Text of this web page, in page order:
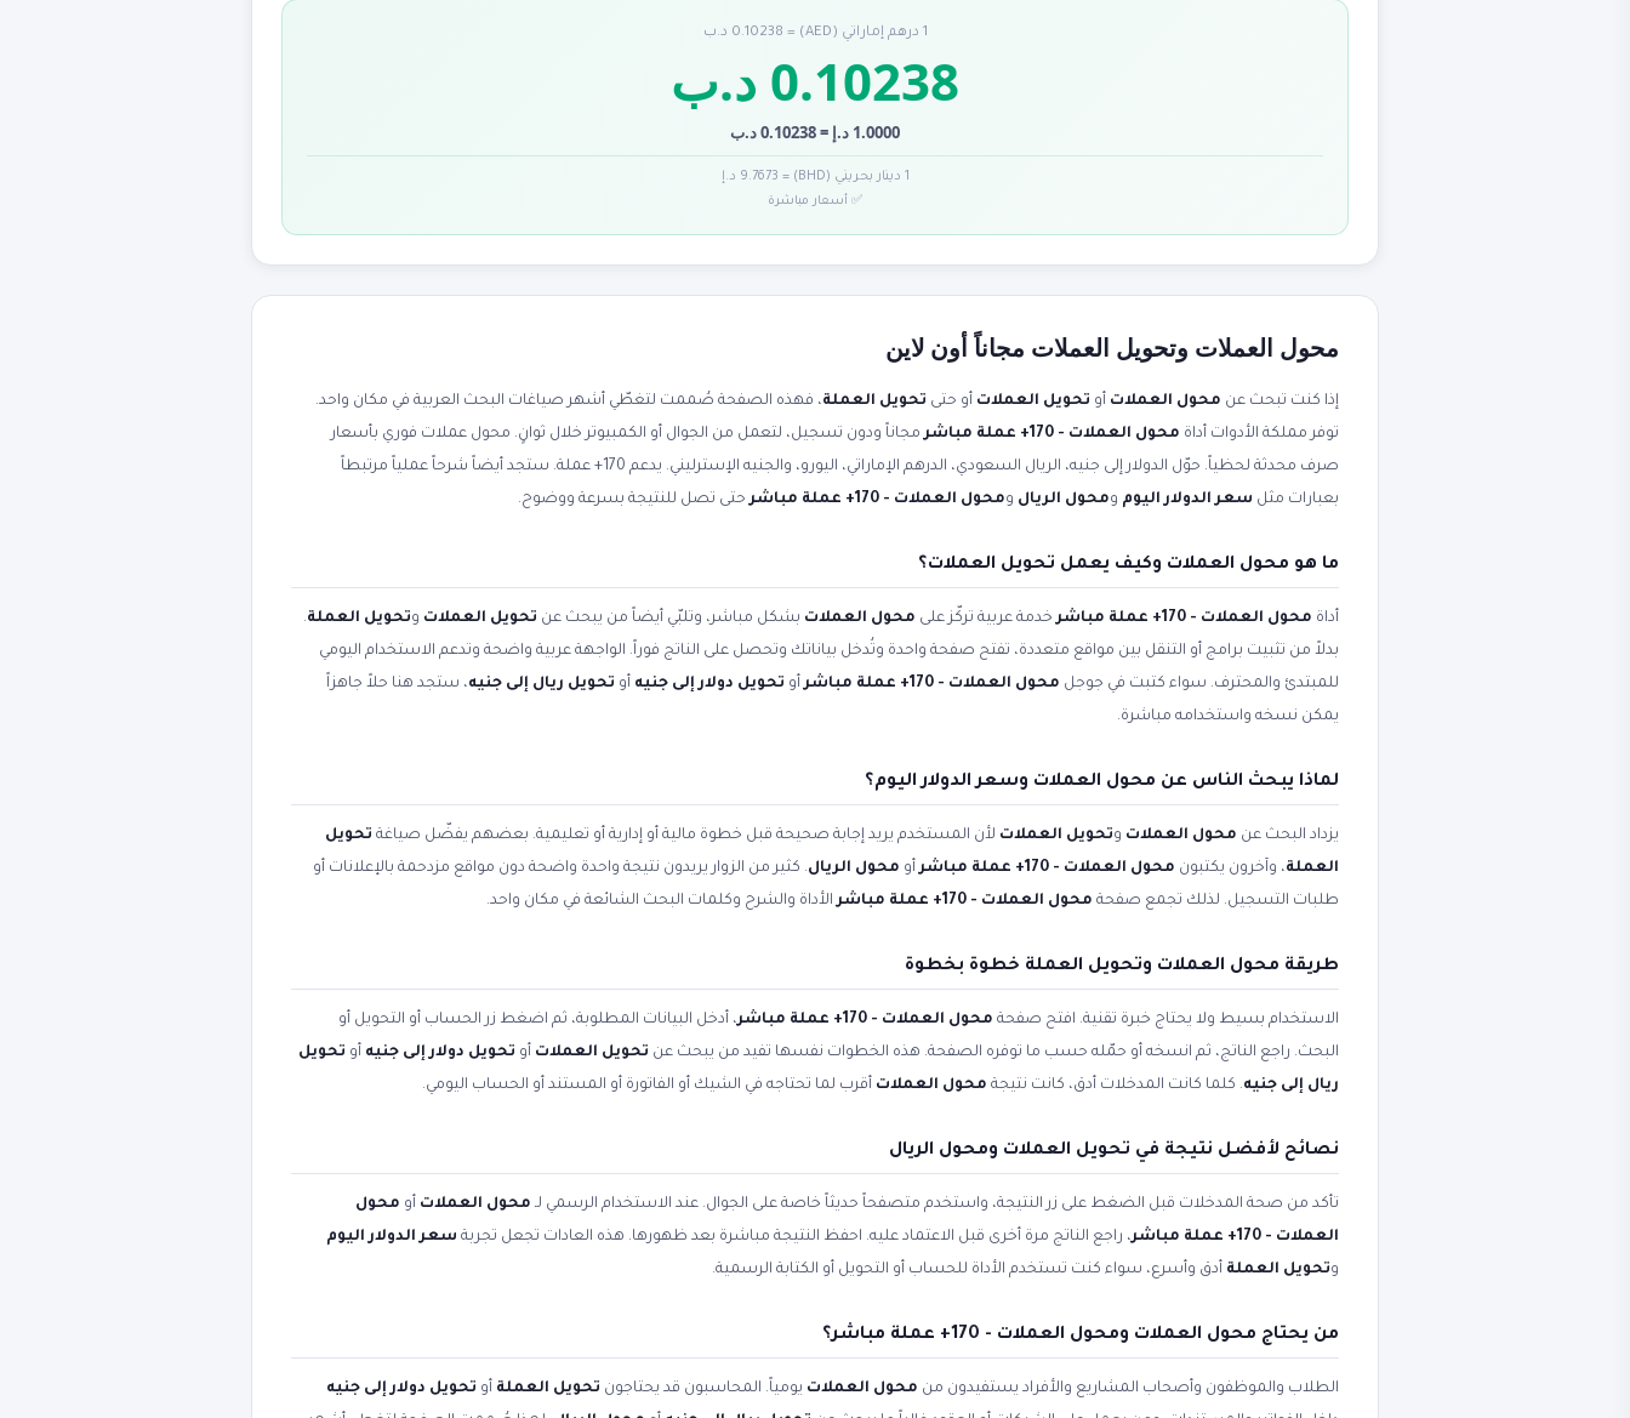
1 درهم إماراتي (AED) = 0.10238 د.ب
0.10238 د.ب
1.0000 د.إ = 0.10238 د.ب
1 دينار بحريني (BHD) = 9.7673 د.إ
✅ أسعار مباشرة
محول العملات وتحويل العملات مجاناً أون لاين
إذا كنت تبحث عن محول العملات أو تحويل العملات أو حتى تحويل العملة، فهذه الصفحة صُممت لتغطّي أشهر صياغات البحث العربية في مكان واحد.
توفر مملكة الأدوات أداة محول العملات - 170+ عملة مباشر
مجاناً ودون تسجيل، لتعمل من الجوال أو الكمبيوتر خلال ثوانٍ. محول عملات فوري بأسعار
صرف محدثة لحظياً. حوّل الدولار إلى جنيه، الريال السعودي، الدرهم الإماراتي، اليورو، والجنيه الإسترليني. يدعم 170+ عملة. ستجد أيضاً شرحاً عملياً مرتبطاً
بعبارات مثل سعر الدولار اليوم ومحول الريال ومحول العملات - 170+ عملة مباشر حتى تصل للنتيجة بسرعة ووضوح.
ما هو محول العملات وكيف يعمل تحويل العملات؟
أداة محول العملات - 170+ عملة مباشر خدمة عربية تركّز على محول العملات بشكل مباشر، وتلبّي أيضاً من يبحث عن تحويل العملات وتحويل العملة.
بدلاً من تثبيت برامج أو التنقل بين مواقع متعددة، تفتح صفحة واحدة وتُدخل بياناتك وتحصل على الناتج فوراً. الواجهة عربية واضحة وتدعم الاستخدام اليومي
للمبتدئ والمحترف. سواء كتبت في جوجل محول العملات - 170+ عملة مباشر أو تحويل دولار إلى جنيه أو تحويل ريال إلى جنيه، ستجد هنا حلاً جاهزاً
يمكن نسخه واستخدامه مباشرة.
لماذا يبحث الناس عن محول العملات وسعر الدولار اليوم؟
يزداد البحث عن محول العملات وتحويل العملات لأن المستخدم يريد إجابة صحيحة قبل خطوة مالية أو إدارية أو تعليمية. بعضهم يفضّل صياغة تحويل
العملة، وآخرون يكتبون محول العملات - 170+ عملة مباشر أو محول الريال. كثير من الزوار يريدون نتيجة واحدة واضحة دون مواقع مزدحمة بالإعلانات أو
طلبات التسجيل. لذلك تجمع صفحة محول العملات - 170+ عملة مباشر الأداة والشرح وكلمات البحث الشائعة في مكان واحد.
طريقة محول العملات وتحويل العملة خطوة بخطوة
الاستخدام بسيط ولا يحتاج خبرة تقنية. افتح صفحة محول العملات - 170+ عملة مباشر
، أدخل البيانات المطلوبة، ثم اضغط زر الحساب أو التحويل أو
البحث. راجع الناتج، ثم انسخه أو حمّله حسب ما توفره الصفحة. هذه الخطوات نفسها تفيد من يبحث عن تحويل العملات أو تحويل دولار إلى جنيه أو تحويل
ريال إلى جنيه. كلما كانت المدخلات أدق، كانت نتيجة محول العملات أقرب لما تحتاجه في الشيك أو الفاتورة أو المستند أو الحساب اليومي.
نصائح لأفضل نتيجة في تحويل العملات ومحول الريال
تأكد من صحة المدخلات قبل الضغط على زر النتيجة، واستخدم متصفحاً حديثاً خاصة على الجوال. عند الاستخدام الرسمي لـ محول العملات أو محول
العملات - 170+ عملة مباشر
، راجع الناتج مرة أخرى قبل الاعتماد عليه. احفظ النتيجة مباشرة بعد ظهورها. هذه العادات تجعل تجربة سعر الدولار اليوم
وتحويل العملة أدق وأسرع، سواء كنت تستخدم الأداة للحساب أو التحويل أو الكتابة الرسمية.
من يحتاج محول العملات ومحول العملات - 170+ عملة مباشر؟
الطلاب والموظفون وأصحاب المشاريع والأفراد يستفيدون من محول العملات يومياً. المحاسبون قد يحتاجون تحويل العملة أو تحويل دولار إلى جنيه